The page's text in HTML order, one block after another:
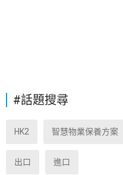
#話題搜尋
HK2 智慧物業保養方案
出口 進口